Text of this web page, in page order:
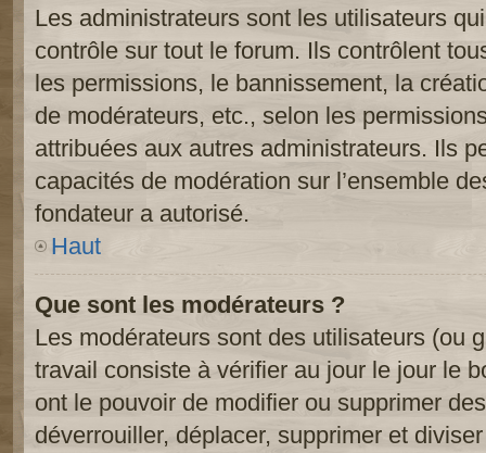
Les administrateurs sont les utilisateurs
contrôle sur tout le forum. Ils contrôlent
les permissions, le bannissement, la
de modérateurs, etc., selon les
attribuées aux autres administrateurs. Ils
capacités de modération sur l’ensemble
fondateur a autorisé.
Haut
Que sont les modérateurs ?
Les modérateurs sont des utilisateurs (ou
travail consiste à vérifier au jour le jour le
ont le pouvoir de modifier ou supprimer
déverrouiller, déplacer, supprimer et